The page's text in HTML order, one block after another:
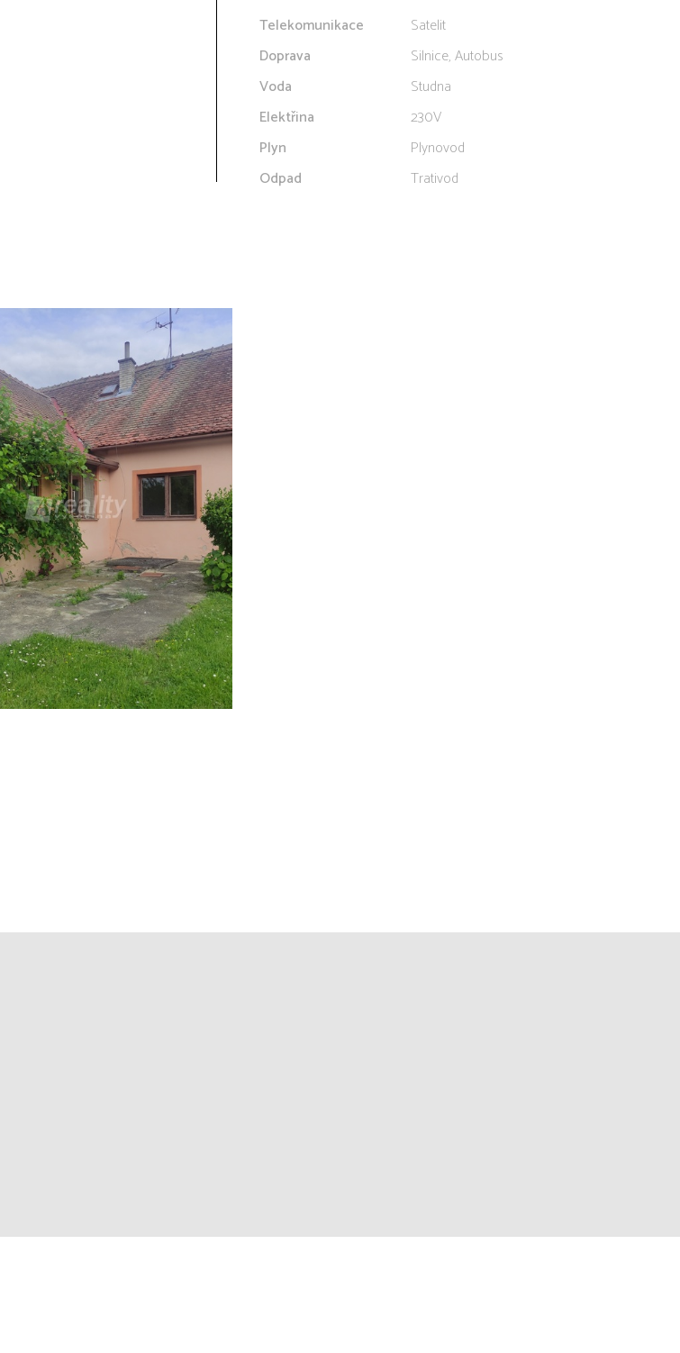
Telekomunikace
Satelit
Doprava
Silnice, Autobus
Voda
Studna
Elektřina
230V
Plyn
Plynovod
Odpad
Trativod